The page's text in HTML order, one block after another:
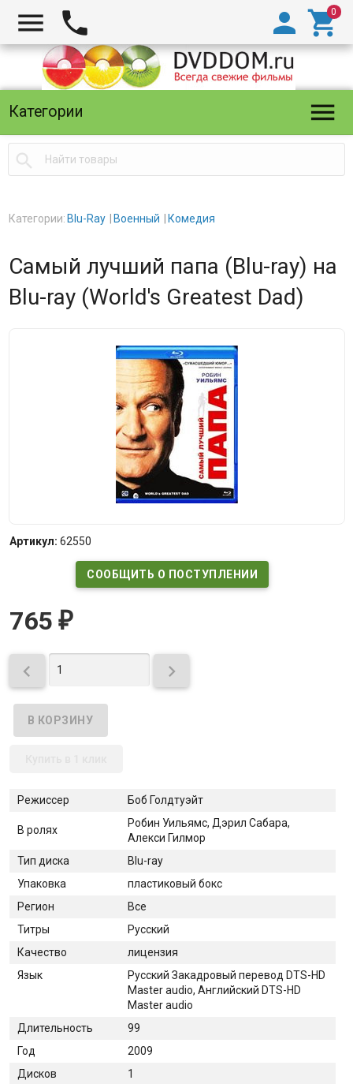
  

Категории 

Категории: Blu-Ray Военный Комедия
Самый лучший папа (Blu-ray) на
Blu-ray (World's Greatest Dad)
Артикул: 62550
СООБЩИТЬ О ПОСТУПЛЕНИИ
765 ₽
 
Режиссер Боб Голдтуэйт
В ролях
Робин Уильямс, Дэрил Сабара,
Алекси Гилмор
Тип диска
Blu-ray
Упаковка
пластиковый бокс
Регион
Все
Титры
Русский
Качество
лицензия
Язык
Русский Закадровый перевод DTS-HD
Master audio, Английский DTS-HD
Master audio
Длительность
99
Год
2009
Дисков
1